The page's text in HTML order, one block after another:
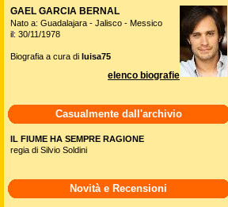
GAEL GARCIA BERNAL
Nato a: Guadalajara - Jalisco - Messico
il: 30/11/1978
Biografia a cura di luisa75
elenco biografie
Casualmente dall'archivio
IL FIUME HA SEMPRE RAGIONE
regia di Silvio Soldini
Novità e Recensioni